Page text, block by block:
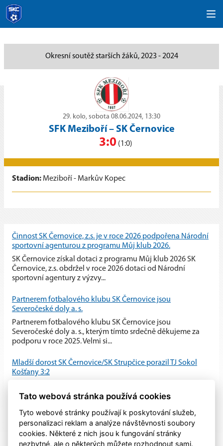
Okresní soutěž starších žáků, 2023 - 2024
29. kolo, sobota 08.06.2024, 13:30
SFK Meziboří– SK Černovice
3:0 (1:0)
Stadion: Meziboří - Markův Kopec
Činnost SK Černovice, z.s. je v roce 2026 podpořena Národní
sportovní agenturou z programu Můj klub 2026.
SK Černovice získal dotaci z programu Můj klub 2026 SK
Černovice, z.s. obdržel v roce 2026 dotaci od Národní
sportovní agentury z výzvy...
Partnerem fotbalového klubu SK Černovice jsou
Severočeské doly a. s.
Partnerem fotbalového klubu SK Černovice jsou
Severočeské doly a. s., kterým tímto srdečně děkujeme za
podporu v roce 2025. Velmi si...
Mladší dorost SK Černovice/SK Strupčice porazil TJ Sokol
Košťany 3:2
utkání proti TJ Sokol Košťany a po vyrovnaném průběhu
Tato webová stránka používá cookies
Tyto webové stránky používají k poskytování služeb,
personalizaci reklam a analýze návštěvnosti soubory
cookies. Některé z nich jsou k fungování stránky
nezbytné, ale o některých můžete rozhodnout sami.